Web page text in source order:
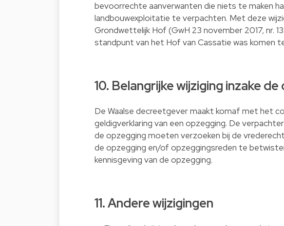
bevoorrechte aanverwanten die niets te maken
landbouwexploitatie te verpachten. Met deze
Grondwettelijk Hof (GwH 23 november 2017, nr.
standpunt van het Hof van Cassatie was komen
10. Belangrijke wijziging inzake
De Waalse decreetgever maakt komaf met het
geldigverklaring van een opzegging. De
de opzegging moeten verzoeken bij de
de opzegging en/of opzeggingsreden te
kennisgeving van de opzegging.
11. Andere wijzigingen